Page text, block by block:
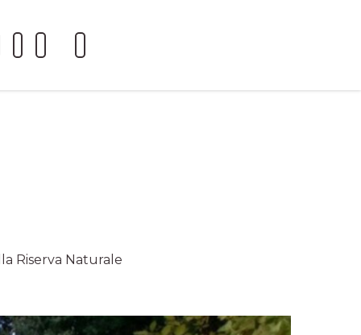
Riserva Naturale